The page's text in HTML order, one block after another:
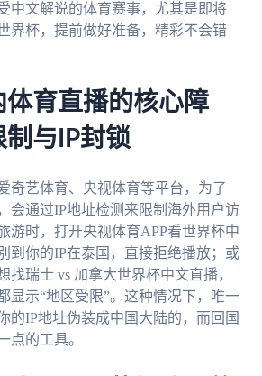
中文解说的体育赛事，尤其是即将
界杯，提前做好准备，精彩不会错
体育直播的核心障
与IP封锁
奇艺体育、央视体育等平台，为了
会通过IP地址检测来限制海外用户访
游时，打开央视体育APP看世界杯中
到你的IP在泰国，直接拒绝播放；或
找瑞士 vs 加拿大世界杯中文直播，
显示“地区受限”。这种情况下，唯一
的IP地址伪装成中国大陆的，而回国
点的工具。